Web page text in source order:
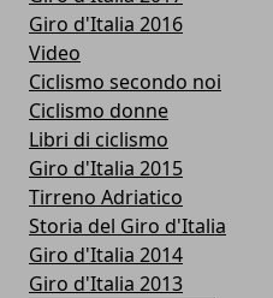
Giro d'Italia 2016
Video
Ciclismo secondo noi
Ciclismo donne
Libri di ciclismo
Giro d'Italia 2015
Tirreno Adriatico
Storia del Giro d'Italia
Giro d'Italia 2014
Giro d'Italia 2013